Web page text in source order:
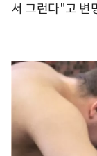
서 그런다"고 변